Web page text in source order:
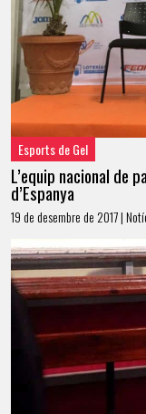
Esports de Gel
L’equip nacional de
d’Espanya
19 de desembre de 2017 |